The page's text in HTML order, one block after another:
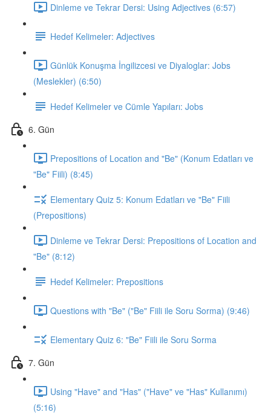
Dinleme ve Tekrar Dersi: Using Adjectives (6:57)
Hedef Kelimeler: Adjectives
Günlük Konuşma İngilizcesi ve Diyaloglar: Jobs
(Meslekler) (6:50)
Hedef Kelimeler ve Cümle Yapıları: Jobs
6. Gün
Prepositions of Location and "Be" (Konum Edatları ve
"Be" Fiili) (8:45)
Elementary Quiz 5: Konum Edatları ve "Be" Fiili
(Prepositions)
Dinleme ve Tekrar Dersi: Prepositions of Location and
"Be" (8:12)
Hedef Kelimeler: Prepositions
Questions with "Be" ("Be" Fiili ile Soru Sorma) (9:46)
Elementary Quiz 6: "Be" Fiili ile Soru Sorma
7. Gün
Using "Have" and "Has" ("Have" ve "Has" Kullanımı)
(5:16)